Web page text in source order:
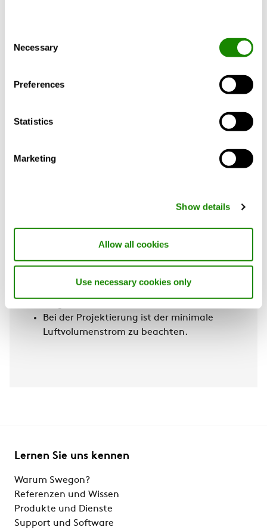
Selection
Necessary
Preferences
Statistics
Marketing
Show details
Allow all cookies
Use necessary cookies only
ANFORDERUNGEN
Technische Daten
Volumenstrommessung einer
Komfortlüftung.
Feuchte, kalte und aggressive
Installation in Zu- und Abluftsystemen
Bei der Projektierung ist der minimale
Luftvolumenstrom zu beachten.
Lernen Sie uns kennen
Warum Swegon?
Referenzen und Wissen
Produkte und Dienste
Support und Software